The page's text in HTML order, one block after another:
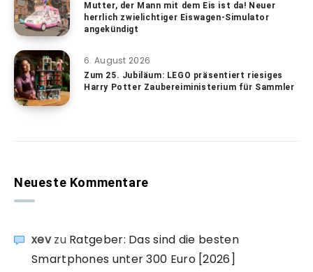
Mutter, der Mann mit dem Eis ist da! Neuer
herrlich zwielichtiger Eiswagen-Simulator
angekündigt
6. August 2026
Zum 25. Jubiläum: LEGO präsentiert riesiges
Harry Potter Zaubereiministerium für Sammler
Neueste Kommentare
xevzu Ratgeber: Das sind die besten
Smartphones unter 300 Euro [2026]